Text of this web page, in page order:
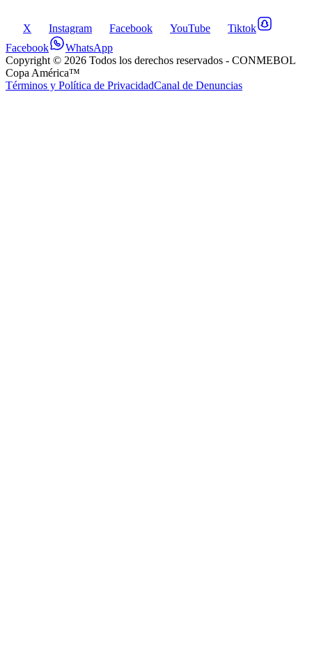
X Instagram Facebook YouTube
Tiktok
Facebook
WhatsApp
Copyright © 2026 Todos los derechos reservados - CONMEBOL
Copa América™
Términos y Política de PrivacidadCanal de Denuncias